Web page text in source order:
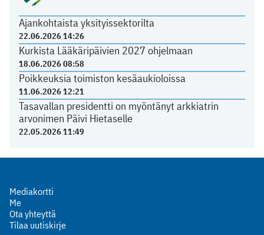
Ajankohtaista yksityissektorilta
22.06.2026 14:26
Kurkista Lääkäripäivien 2027 ohjelmaan
18.06.2026 08:58
Poikkeuksia toimiston kesäaukioloissa
11.06.2026 12:21
Tasavallan presidentti on myöntänyt arkkiatrin
arvonimen Päivi Hietaselle
22.05.2026 11:49
Mediakortti
Me
Ota yhteyttä
Tilaa uutiskirje